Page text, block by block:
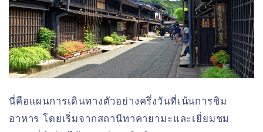
นี่คือแผนการเดินทางตัวอย่างครึ่งวันที่เน้นการชิม
อาหาร โดยเริ่มจากสถานีทาคายามะและเยี่ยมชม